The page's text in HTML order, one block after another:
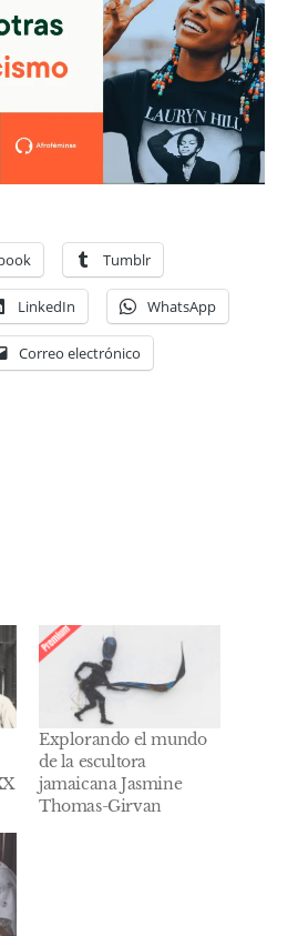
Tumblr
LinkedIn WhatsApp
Correo electrónico
Explorando el mundo
de la escultora
jamaicana Jasmine
Thomas-Girvan